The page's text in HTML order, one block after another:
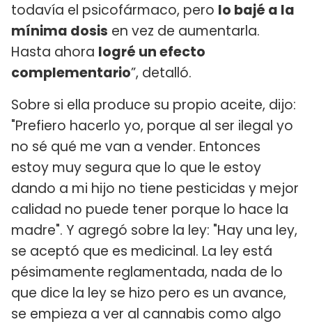
todavía el psicofármaco, pero lo bajé a la
mínima dosis en vez de aumentarla.
Hasta ahora logré un efecto
complementario”, detalló.
Sobre si ella produce su propio aceite, dijo:
"Prefiero hacerlo yo, porque al ser ilegal yo
no sé qué me van a vender. Entonces
estoy muy segura que lo que le estoy
dando a mi hijo no tiene pesticidas y mejor
calidad no puede tener porque lo hace la
madre". Y agregó sobre la ley: "Hay una ley,
se aceptó que es medicinal. La ley está
pésimamente reglamentada, nada de lo
que dice la ley se hizo pero es un avance,
se empieza a ver al cannabis como algo